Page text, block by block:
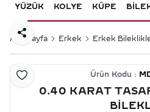
YÜZÜK KOLYE KÜPE
Ana Sayfa Erkek Erkek
Favoriye Ekle
Paylaş
Ürün Kodu :
0.40 KARAT